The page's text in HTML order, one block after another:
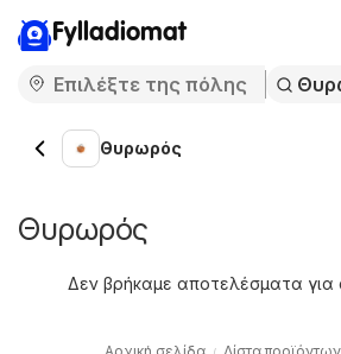
Fylladiomat
Θυρωρός
Θυρωρός
Δεν βρήκαμε αποτελέσματα για